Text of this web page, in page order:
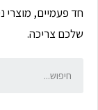
חד פעמיים, מוצרי
שלכם צריכה.